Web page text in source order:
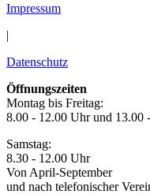
Impressum
|
Datenschutz
Öffnungszeiten
Montag bis Freitag:
8.00 - 12.00 Uhr und 13.00
Samstag:
8.30 - 12.00 Uhr
Von April-September
und nach telefonischer